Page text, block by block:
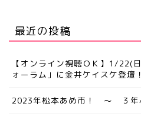
最近の投稿
【オンライン視聴ＯＫ】1/22(
ォーラム」に金井ケイスケ登壇！
2023年松本あめ市！ ～ ３年